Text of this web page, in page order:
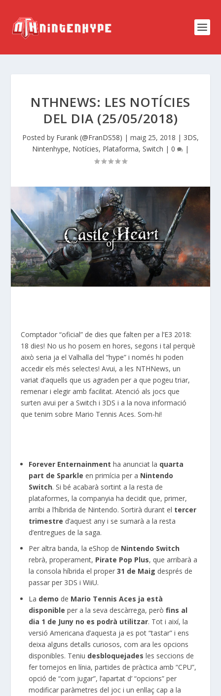
NTHNEWS: LES NOTÍCIES
DEL DIA (25/05/2018)
Posted by Furank (@FranDS58) | maig 25, 2018 | 3DS,
Nintenhype, Notícies, Plataforma, Switch | 0 |
Comptador “oficial” de dies que falten per a l’E3 2018:
18 dies! No us ho posem en hores, segons i tal perquè
això seria ja el Valhalla del “hype” i només hi poden
accedir els més selectes! Avui, a les NTHNews, un
variat d’aquells que us agraden per a que pogeu triar,
remenar i elegir amb facilitat. Atenció als jocs que
surten avui per a Switch i 3DS i a la nova informació
que tenim sobre Mario Tennis Aces. Som-hi!
Forever Enternainment ha anunciat la quarta
part de Sparkle en primícia per a Nintendo
Switch. Si bé acabarà sortint a la resta de
plataformes, la companyia ha decidit que, primer,
arribi a l’híbrida de Nintendo. Sortirà durant el tercer
trimestre d’aquest any i se sumarà a la resta
d’entregues de la saga.
Per altra banda, la eShop de Nintendo Switch
rebrà, properament, Pirate Pop Plus, que arribarà a
la consola híbrida el proper31 de Maig després de
passar per 3DS i WiiU.
La demo de Mario Tennis Aces ja està
disponible per a la seva descàrrega, peròfins al
dia 1 de Juny no es podrà utilitzar. Tot i així, la
versió Americana d’aquesta ja es pot “tastar” i ens
deixa alguns detalls curiosos, com ara les opcions
disponibles. Teniu desbloquejades les seccions de
fer tornejos en línia, partides de pràctica amb “CPU”,
opció de “com jugar”, l’apartat d’ “opcions” per
modificar paràmetres del joc i un enllaç cap a la